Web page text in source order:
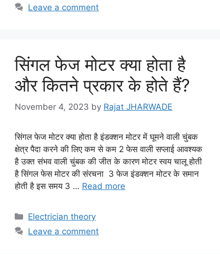
Leave a comment
सिंगल फेज मोटर क्या होता है
और कितने प्रकार के होते हैं?
November 4, 2023 by Rajat JHARWADE
सिंगल फेज मोटर क्या होता है इंडक्शन मोटर में घूमने वाली चुंबक
क्षेत्र पैदा करने की लिए कम से कम 2 फेस वाली सप्लाई आवश्यक
है उक्त संभव वाली चुंबक की जीत के कारण मोटर स्वय चालू होती
है सिंगल फेस मोटर की संरचना 3 फेज इंडक्शन मोटर के समान
होती है इस समय 3 … Read more
Categories
Electrician theory
Leave a comment